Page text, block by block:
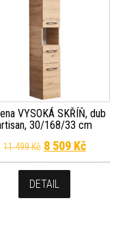
Kč.
je: 6 629 Kč.
VYSOKÁ SKŘÍŇ, dub
30/168/33 cm
11 499Kč Původní cena
8 509 KčAktuální
DETAIL